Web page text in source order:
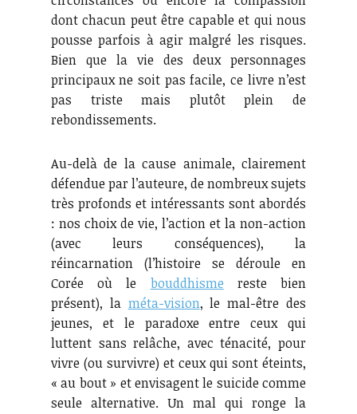
dont chacun peut être capable et qui nous
pousse parfois à agir malgré les risques.
Bien que la vie des deux personnages
principaux ne soit pas facile, ce livre n’est
pas triste mais plutôt plein de
rebondissements.
Au-delà de la cause animale, clairement
défendue par l’auteure, de nombreux sujets
très profonds et intéressants sont abordés
: nos choix de vie, l’action et la non-action
(avec leurs conséquences), la
réincarnation (l’histoire se déroule en
Corée où le bouddhisme reste bien
présent), la méta-vision, le mal-être des
jeunes, et le paradoxe entre ceux qui
luttent sans relâche, avec ténacité, pour
vivre (ou survivre) et ceux qui sont éteints,
« au bout » et envisagent le suicide comme
seule alternative. Un mal qui ronge la